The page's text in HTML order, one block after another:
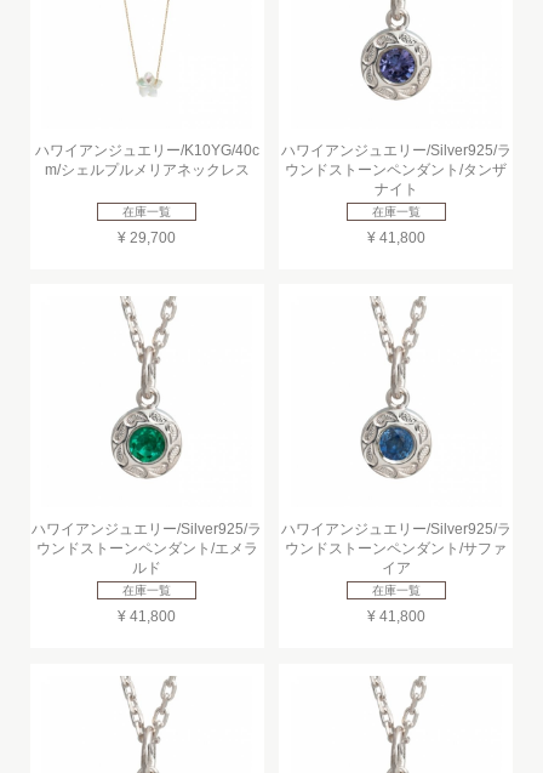
ハワイアンジュエリー/K10YG/40c
m/シェルプルメリアネックレス
在庫一覧
¥ 29,700
ハワイアンジュエリー/Silver925/ラ
ウンドストーンペンダント/タンザ
ナイト
在庫一覧
¥ 41,800
ハワイアンジュエリー/Silver925/ラ
ウンドストーンペンダント/エメラ
ルド
在庫一覧
¥ 41,800
ハワイアンジュエリー/Silver925/ラ
ウンドストーンペンダント/サファ
イア
在庫一覧
¥ 41,800